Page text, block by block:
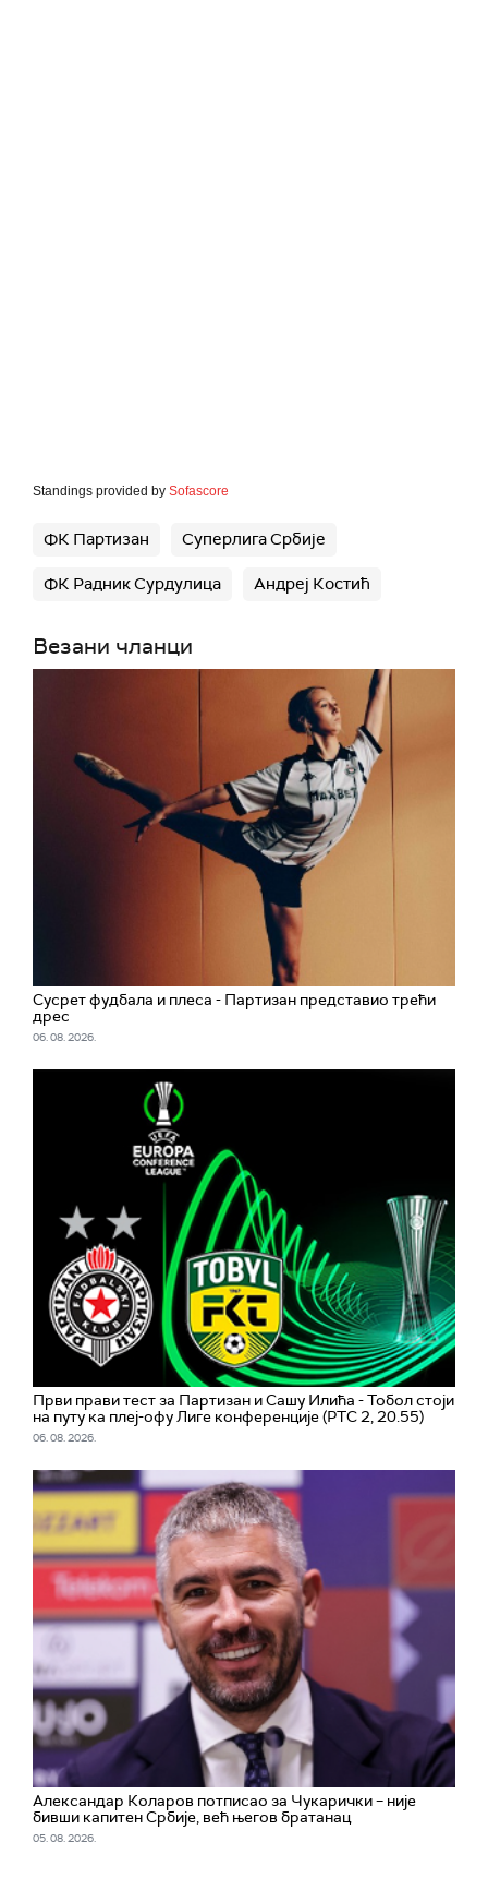
Standings provided by Sofascore
ФК Партизан Суперлига Србије
ФК Радник Сурдулица Андреј Костић
Везани чланци
Сусрет фудбала и плеса - Партизан представио трећи
дрес
06. 08. 2026.
Први прави тест за Партизан и Сашу Илића - Тобол стоји
на путу ка плеј-офу Лиге конференције (РТС 2, 20.55)
06. 08. 2026.
Александар Коларов потписао за Чукарички – није
бивши капитен Србије, већ његов братанац
05. 08. 2026.